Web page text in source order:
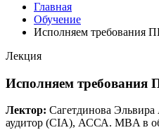
Главная
Обучение
Исполняем требования
Лекция
Исполняем требования
Лектор: Сагетдинова Эльвира
аудитор (CIA), АССА. MBA в